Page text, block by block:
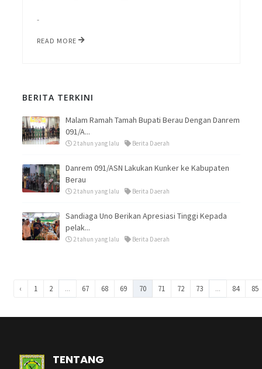
-
READ MORE
BERITA TERKINI
Malam Ramah Tamah Bupati Berau Dengan Danrem
091/A...
2 tahun yang lalu Berita Daerah
Danrem 091/ASN Lakukan Kunker ke Kabupaten
Berau
2 tahun yang lalu Berita Daerah
Sandiaga Uno Berikan Apresiasi Tinggi Kepada
pelak...
2 tahun yang lalu Berita Daerah
‹ 1 2 ... 67 68 69 70 71 72 73 ... 84 85
TENTANG